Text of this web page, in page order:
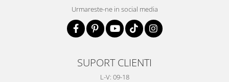
Urmareste-ne in social media
SUPORT CLIENTI
L-V: 09-18